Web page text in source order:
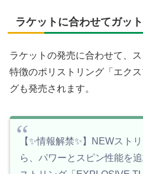
ラケットに合わせてガッ
ラケットの発売に合わせて、
特徴のポリストリング「エク
グも発売されます。
【✨情報解禁✨】NEWスト
ら、パワーとスピン性能を